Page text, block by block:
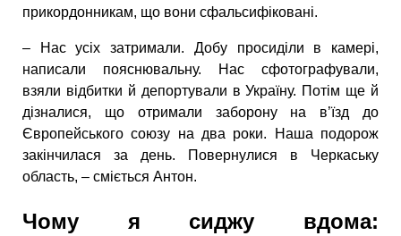
прикордонникам, що вони сфальсифіковані.
– Нас усіх затримали. Добу просиділи в камері,
написали пояснювальну. Нас сфотографували,
взяли відбитки й депортували в Україну. Потім ще й
дізналися, що отримали заборону на в’їзд до
Європейського союзу на два роки. Наша подорож
закінчилася за день. Повернулися в Черкаську
область, – сміється Антон.
Чому я сиджу вдома: